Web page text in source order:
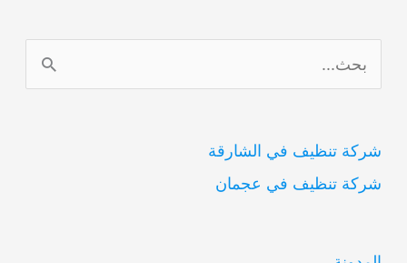
بالمنزل
0554948127
ل
ح
ث
ن
شركة تنظيف في الشارقة
شركة تنظيف في عجمان